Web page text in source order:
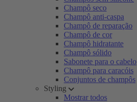
Champô seco
Champô anti-caspa
Champô de reparação
Champô de cor
Champô hidratante
Champô sólido
Sabonete para o cabelo
Champô para caracóis
Conjuntos de champôs
Styling
Mostrar todos